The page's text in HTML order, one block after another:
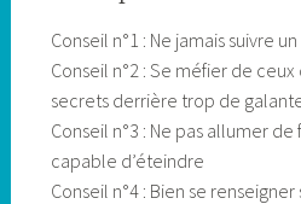
Conseil n°1 : Ne jamais suivre
Conseil n°2 : Se méfier de
secrets derrière trop de
Conseil n°3 : Ne pas allumer de
capable d’éteindre
Conseil n°4 : Bien se